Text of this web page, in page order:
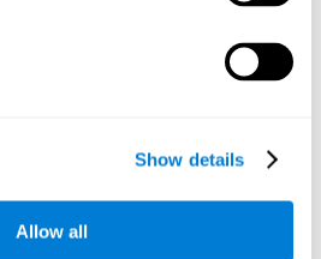
Show details
Allow all
cantidad de datos cambiantes. Al
de procesamiento. Al
, sería posible reducir el
al pensar una respuesta para
la localización de los diferentes